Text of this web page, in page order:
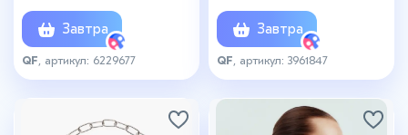
Завтра
QF , артикул: 6229677
Завтра
QF , артикул: 3961847